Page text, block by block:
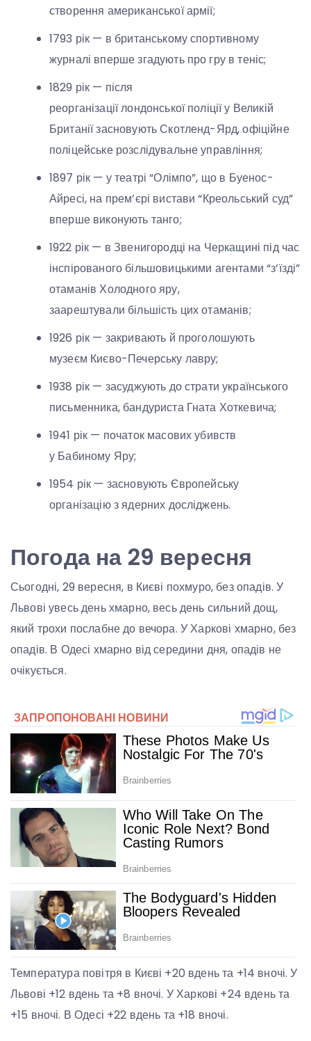
створення американської армії;
1793 рік — в британському спортивному
журналі вперше згадують про гру в теніс;
1829 рік — після
реорганізації лондонської поліції у Великій
Британії засновують Скотленд-Ярд, офіційне
поліцейське розслідувальне управління;
1897 рік — у театрі “Олімпо”, що в Буенос-
Айресі, на прем’єрі вистави “Креольський суд”
вперше виконують танго;
1922 рік — в Звенигородці на Черкащині під час
інспірованого більшовицькими агентами “з’їзді”
отаманів Холодного яру,
заарештували більшість цих отаманів;
1926 рік — закривають й проголошують
музеєм Києво-Печерську лавру;
1938 рік — засуджують до страти українського
письменника, бандуриста Гната Хоткевича;
1941 рік — початок масових убивств
у Бабиному Яру;
1954 рік — засновують Європейську
організацію з ядерних досліджень.
Погода на 29 вересня
Сьогодні, 29 вересня, в Києві похмуро, без опадів. У
Львові увесь день хмарно, весь день сильний дощ,
який трохи послабне до вечора. У Харкові хмарно, без
опадів. В Одесі хмарно від середини дня, опадів не
очікується.
Температура повітря в Києві +20 вдень та +14 вночі. У
Львові +12 вдень та +8 вночі. У Харкові +24 вдень та
+15 вночі. В Одесі +22 вдень та +18 вночі.